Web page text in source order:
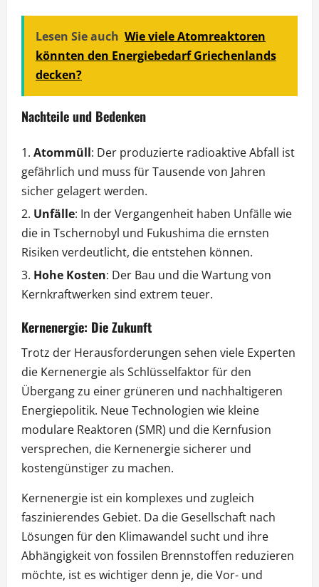
Lesen Sie auch Wie viele Atomreaktoren
könnten den Energiebedarf Griechenlands
decken?
Nachteile und Bedenken
Atommüll: Der produzierte radioaktive Abfall ist
gefährlich und muss für Tausende von Jahren
sicher gelagert werden.
Unfälle: In der Vergangenheit haben Unfälle wie
die in Tschernobyl und Fukushima die ernsten
Risiken verdeutlicht, die entstehen können.
Hohe Kosten: Der Bau und die Wartung von
Kernkraftwerken sind extrem teuer.
Kernenergie: Die Zukunft
Trotz der Herausforderungen sehen viele Experten
die Kernenergie als Schlüsselfaktor für den
Übergang zu einer grüneren und nachhaltigeren
Energiepolitik. Neue Technologien wie kleine
modulare Reaktoren (SMR) und die Kernfusion
versprechen, die Kernenergie sicherer und
kostengünstiger zu machen.
Kernenergie ist ein komplexes und zugleich
faszinierendes Gebiet. Da die Gesellschaft nach
Lösungen für den Klimawandel sucht und ihre
Abhängigkeit von fossilen Brennstoffen reduzieren
möchte, ist es wichtiger denn je, die Vor- und